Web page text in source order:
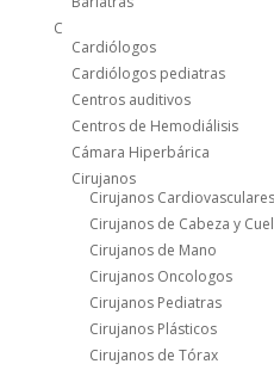
C
Cardiólogos
Cardiólogos pediatras
Centros auditivos
Centros de Hemodiálisis
Cámara Hiperbárica
Cirujanos
Cirujanos Cardiovasculares
Cirujanos de Cabeza y
Cirujanos de Mano
Cirujanos Oncologos
Cirujanos Pediatras
Cirujanos Plásticos
Cirujanos de Tórax